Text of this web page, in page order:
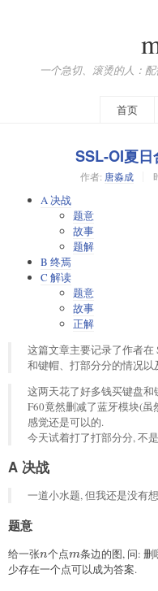
一个急切、滚烫的人：
首页
SSL-OI夏
作者: 唐淼成
A 决战
题意
故事
题解
B 终焉
C 解读
题意
故事
正解
这篇文章主要记录了作者在
和键帽、打部分分的情况以
这两天花了好多钱买键盘和
F60竟然删减了蓝牙模块(
感觉还是可以的.
今天试着打了打部分分, 不
A 决战
一道小水题, 但我还是没有
题意
给一张n
n个点m
m条边的图, 问:
少存在一个点可以成为答案.